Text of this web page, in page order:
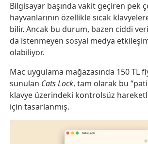
Bilgisayar başında vakit geçiren pek
hayvanlarının özellikle sıcak
bilir. Ancak bu durum, bazen ciddi veri
da istenmeyen sosyal medya
olabiliyor.
Mac uygulama mağazasında 150 TL
sunulan Cats Lock, tam olarak bu
klavye üzerindeki kontrolsüz
için tasarlanmış.